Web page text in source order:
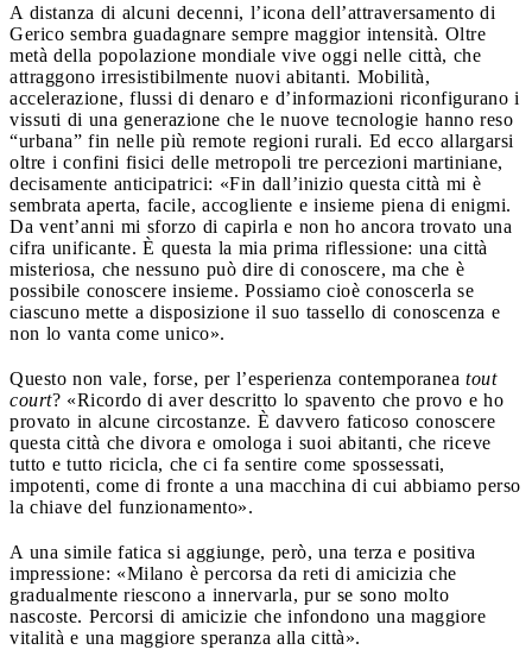
A distanza di alcuni decenni, l’icona dell’attraversamento di
Gerico sembra guadagnare sempre maggior intensità. Oltre
metà della popolazione mondiale vive oggi nelle città, che
attraggono irresistibilmente nuovi abitanti. Mobilità,
accelerazione, flussi di denaro e d’informazioni riconfigurano i
vissuti di una generazione che le nuove tecnologie hanno reso
“urbana” fin nelle più remote regioni rurali. Ed ecco allargarsi
oltre i confini fisici delle metropoli tre percezioni martiniane,
decisamente anticipatrici: «Fin dall’inizio questa città mi è
sembrata aperta, facile, accogliente e insieme piena di enigmi.
Da vent’anni mi sforzo di capirla e non ho ancora trovato una
cifra unificante. È questa la mia prima riflessione: una città
misteriosa, che nessuno può dire di conoscere, ma che è
possibile conoscere insieme. Possiamo cioè conoscerla se
ciascuno mette a disposizione il suo tassello di conoscenza e
non lo vanta come unico».
Questo non vale, forse, per l’esperienza contemporanea tout
court? «Ricordo di aver descritto lo spavento che provo e ho
provato in alcune circostanze. È davvero faticoso conoscere
questa città che divora e omologa i suoi abitanti, che riceve
tutto e tutto ricicla, che ci fa sentire come spossessati,
impotenti, come di fronte a una macchina di cui abbiamo perso
la chiave del funzionamento».
A una simile fatica si aggiunge, però, una terza e positiva
impressione: «Milano è percorsa da reti di amicizia che
gradualmente riescono a innervarla, pur se sono molto
nascoste. Percorsi di amicizie che infondono una maggiore
vitalità e una maggiore speranza alla città».